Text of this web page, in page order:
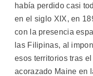
había perdido casi
en el siglo XIX, en
con la presencia
las Filipinas, al
esos territorios tras
acorazado Maine en